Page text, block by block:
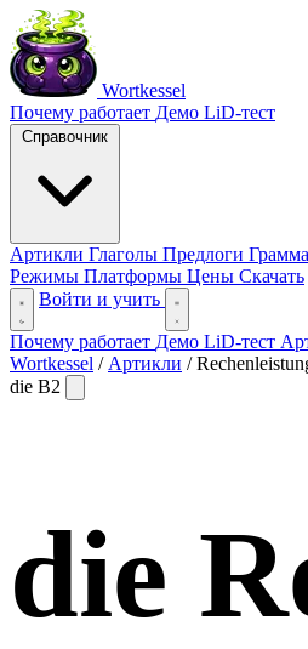
Wortkessel
Почему работает Демо LiD-тест
Справочник
Артикли Глаголы Предлоги
Режимы Платформы Цены Скачать
Войти и учить
Почему работает Демо LiD-тест
Wortkessel / Артикли /
die B2
die